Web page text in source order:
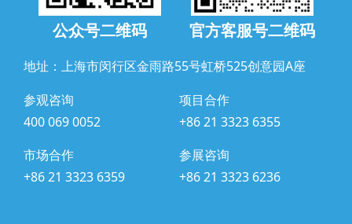
公众号二维码 官方客服号二维码
地址：上海市闵行区金雨路55号虹桥525创意园A座
参观咨询
400 069 0052
项目合作
+86 21 3323 6355
市场合作
+86 21 3323 6359
参展咨询
+86 21 3323 6236